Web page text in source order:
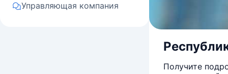
Управляющая компания
Получите